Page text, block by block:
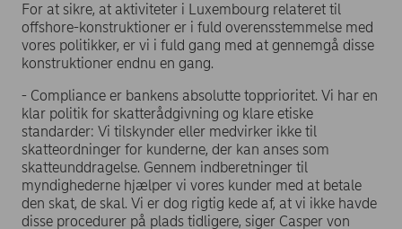
For at sikre, at aktiviteter i Luxembourg relateret til
offshore-konstruktioner er i fuld overensstemmelse med
vores politikker, er vi i fuld gang med at gennemgå disse
konstruktioner endnu en gang.
- Compliance er bankens absolutte topprioritet. Vi har en
klar politik for skatterådgivning og klare etiske
standarder: Vi tilskynder eller medvirker ikke til
skatteordninger for kunderne, der kan anses som
skatteunddragelse. Gennem indberetninger til
myndighederne hjælper vi vores kunder med at betale
den skat, de skal. Vi er dog rigtig kede af, at vi ikke havde
disse procedurer på plads tidligere, siger Casper von